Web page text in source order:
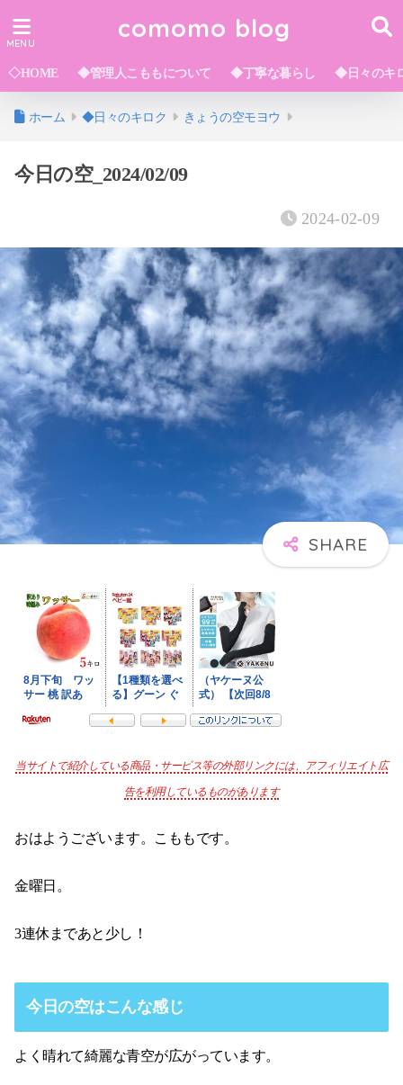
comomo blog
◇HOME ◆管理人こももについて ◆丁寧な暮らし ◆日々のキ
ホーム ◆日々のキロク きょうの空モヨウ
今日の空_2024/02/09
2024-02-09
当サイトで紹介している商品・サービス等の外部リンクには、アフィリエイト広
告を利用しているものがあります
おはようございます。こももです。
金曜日。
3連休まであと少し！
今日の空はこんな感じ
よく晴れて綺麗な青空が広がっています。